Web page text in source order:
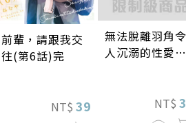
前輩，請跟我交
往(第6話)完
NT$ 39
無法脫離羽角令
人沉溺的性愛～
漓的夜晚(第7
NT$